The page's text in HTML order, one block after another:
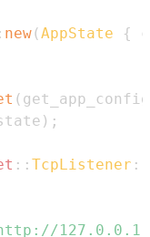
new(AppState {
( get_app_config
) ;
:: TcpListener ::